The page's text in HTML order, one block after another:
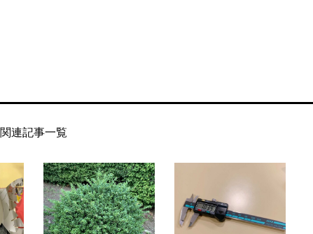
関連記事一覧